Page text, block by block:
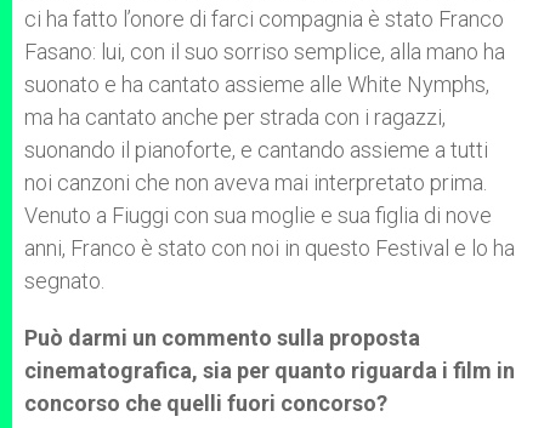
ci ha fatto l’onore di farci compagnia è stato Franco
Fasano: lui, con il suo sorriso semplice, alla mano ha
suonato e ha cantato assieme alle White Nymphs,
ma ha cantato anche per strada con i ragazzi,
suonando il pianoforte, e cantando assieme a tutti
noi canzoni che non aveva mai interpretato prima.
Venuto a Fiuggi con sua moglie e sua figlia di nove
anni, Franco è stato con noi in questo Festival e lo ha
segnato.
Può darmi un commento sulla proposta
cinematografica, sia per quanto riguarda i film in
concorso che quelli fuori concorso?